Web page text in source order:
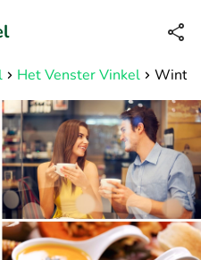
Bereikbaar tot 23:00 uur
Het Venster Vinkel